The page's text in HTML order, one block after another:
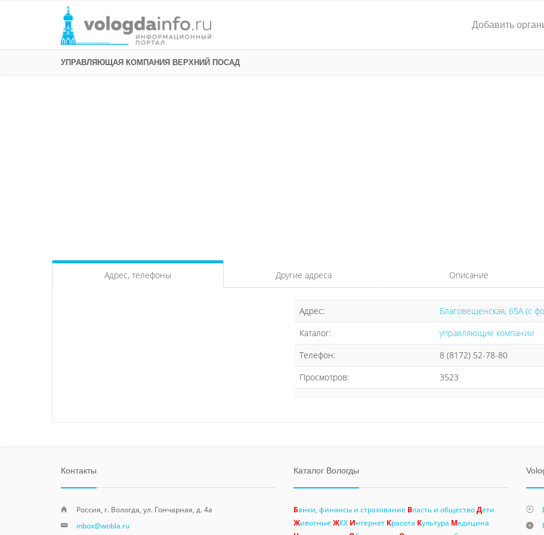
Добавить
УПРАВЛЯЮЩАЯ КОМПАНИЯ ВЕРХНИЙ ПОСАД
Адрес, телефоны Другие адреса Описание
Адрес:
Благовещенская, 65А (с
Каталог:
управляющие компании
Телефон:
8 (8172) 52-78-80
Просмотров:
3523
Контакты
Россия, г. Вологда, ул. Гончарная, д. 4а
inbox@wobla.ru
Каталог Вологды
Банки, финансы и страхование Власть и обществоДети
Животные ЖКХ Интернет Красота Культура Медицина